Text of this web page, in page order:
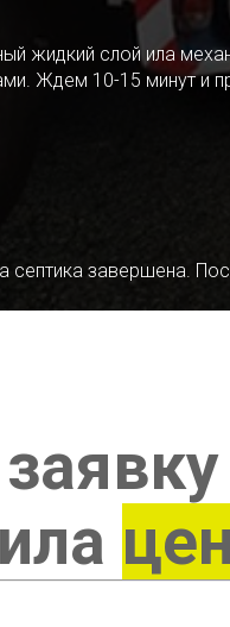
жидкий слой ила
Ждем 10-15 минут и
септика завершена.